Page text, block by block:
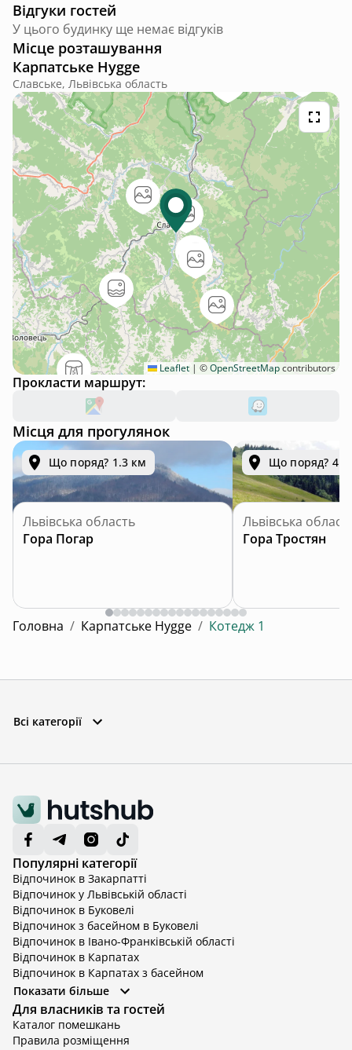
Відгуки гостей
У цього будинку ще немає відгуків
Місце розташування
Карпатське Hygge
Славське, Львівська область
Leaflet | ©OpenStreetMapcontributors
Прокласти маршрут:
Місця для прогулянок
Що поряд? 1.3 км
Львівська область
Гора Погар
Що поряд? 4.8
Львівська
Гора Тростян
Головна / Карпатське Hygge / Котедж 1
Всі категорії
Популярні категорії
Відпочинок в Закарпатті
Відпочинок у Львівській області
Відпочинок в Буковелі
Відпочинок з басейном в Буковелі
Відпочинок в Івано-Франківській області
Відпочинок в Карпатах
Відпочинок в Карпатах з басейном
Відпочинок в Київській області
Відпочинок в Київській області з басейном
Відпочинок в Тернопільській області
Відпочинок у Вінницькій області
Показати більше
Для власників та гостей
Каталог помешкань
Правила розміщення